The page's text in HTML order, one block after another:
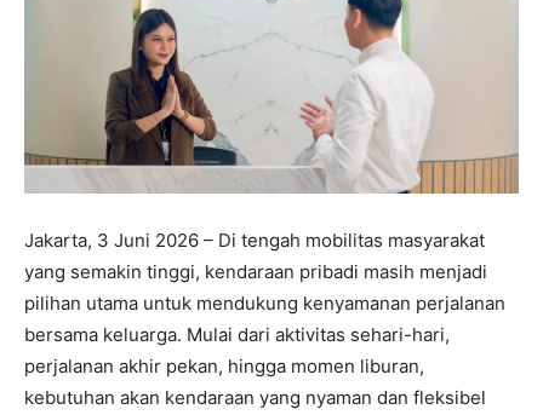
Jakarta, 3 Juni 2026 – Di tengah mobilitas masyarakat
yang semakin tinggi, kendaraan pribadi masih menjadi
pilihan utama untuk mendukung kenyamanan perjalanan
bersama keluarga. Mulai dari aktivitas sehari-hari,
perjalanan akhir pekan, hingga momen liburan,
kebutuhan akan kendaraan yang nyaman dan fleksibel